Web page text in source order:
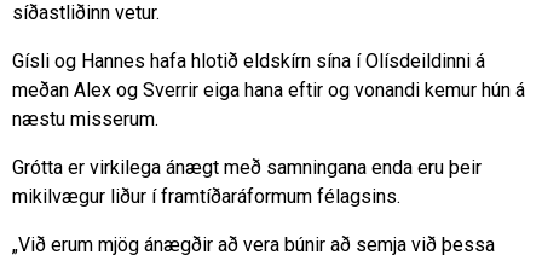
síðastliðinn vetur.
Gísli og Hannes hafa hlotið eldskírn sína í Olísdeildinni á
meðan Alex og Sverrir eiga hana eftir og vonandi kemur hún á
næstu misserum.
Grótta er virkilega ánægt með samningana enda eru þeir
mikilvægur liður í framtíðaráformum félagsins.
„Við erum mjög ánægðir að vera búnir að semja við þessa